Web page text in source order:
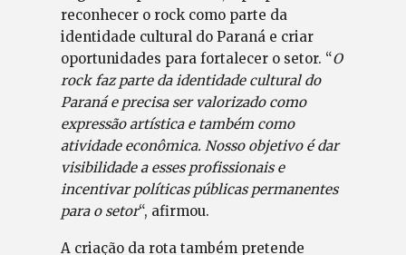
reconhecer o rock como parte da
identidade cultural do Paraná e criar
oportunidades para fortalecer o setor. “O
rock faz parte da identidade cultural do
Paraná e precisa ser valorizado como
expressão artística e também como
atividade econômica. Nosso objetivo é dar
visibilidade a esses profissionais e
incentivar políticas públicas permanentes
para o setor“, afirmou.
A criação da rota também pretende